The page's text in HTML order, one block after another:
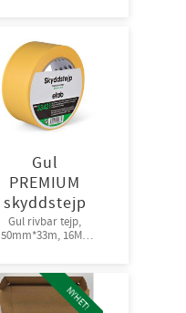
Gul
PREMIUM
skyddstejp
Gul rivbar tejp,
50mm*33m, 16Mμ
NYHET!